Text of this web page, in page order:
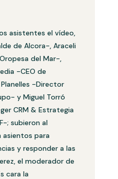
asistentes el vídeo,
de Alcora-, Araceli
del Mar-,
-CEO de
-Director
y Miguel Torró
CRM & Estrategia
; subieron al
para
y responder a las
el moderador de
cara la